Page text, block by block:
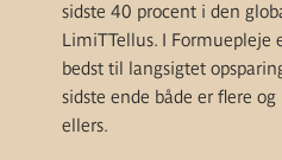
sidste 40 procent i den
LimiTTellus. I
bedst til langsigtet
sidste ende både er flere
ellers.